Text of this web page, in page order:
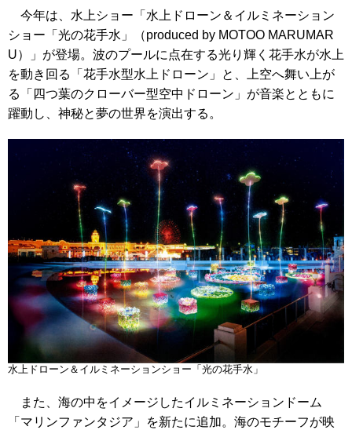
今年は、水上ショー「水上ドローン＆イルミネーション
ショー「光の花手水」（produced by MOTOO MARUMAR
U）」が登場。波のプールに点在する光り輝く花手水が水上
を動き回る「花手水型水上ドローン」と、上空へ舞い上が
る「四つ葉のクローバー型空中ドローン」が音楽とともに
躍動し、神秘と夢の世界を演出する。
水上ドローン＆イルミネーションショー「光の花手水」
また、海の中をイメージしたイルミネーションドーム
「マリンファンタジア」を新たに追加。海のモチーフが映